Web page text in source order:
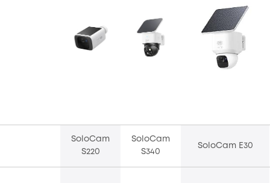
SoloCam
S220
SoloCam
S340
SoloCam E30